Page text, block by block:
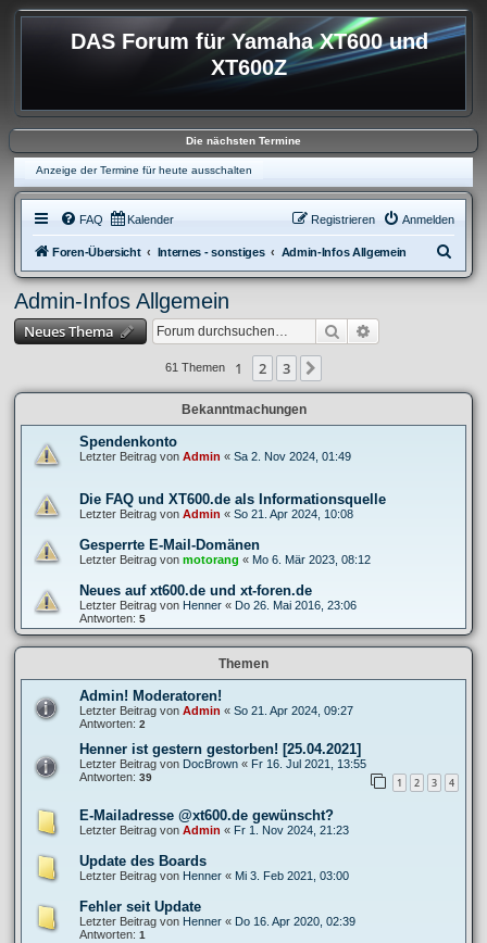
DAS Forum für Yamaha XT600 und
XT600Z
Die nächsten Termine
Anzeige der Termine für heute ausschalten
FAQ Kalender Anmelden
Registrieren
Foren-Übersicht Internes - sonstiges Admin-Infos Allgemein
u
Admin-Infos Allgemein
Neues Thema Suche
61 Themen 1 2 3
Bekanntmachungen
Spendenkonto
Letzter Beitrag von Admin « Sa 2. Nov 2024, 01:49
Die FAQ und XT600.de als Informationsquelle
Letzter Beitrag von Admin « So 21. Apr 2024, 10:08
Gesperrte E-Mail-Domänen
Letzter Beitrag von motorang « Mo 6. Mär 2023, 08:12
Neues auf xt600.de und xt-foren.de
Letzter Beitrag von Henner « Do 26. Mai 2016, 23:06
Antworten: 5
Themen
Admin! Moderatoren!
Letzter Beitrag von Admin « So 21. Apr 2024, 09:27
Antworten: 2
Henner ist gestern gestorben! [25.04.2021]
Letzter Beitrag von DocBrown « Fr 16. Jul 2021, 13:55
Antworten: 39 1 2 3 4
E-Mailadresse @xt600.de gewünscht?
Letzter Beitrag von Admin « Fr 1. Nov 2024, 21:23
Update des Boards
Letzter Beitrag von Henner « Mi 3. Feb 2021, 03:00
Fehler seit Update
Letzter Beitrag von Henner « Do 16. Apr 2020, 02:39
Antworten: 1